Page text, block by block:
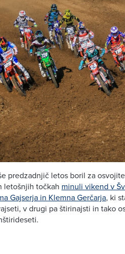
predzadnjič letos boril za
letošnjih točkah minuli vikend v
Gajserja in Klemna Gerčarja, ki
v drugi pa štirinajsti in tako